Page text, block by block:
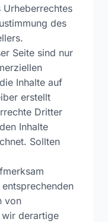
Urheberrechtes
des
Seite sind nur
Inhalte auf
erstellt
Dritter
Inhalte
Sollten
von
wir derartige